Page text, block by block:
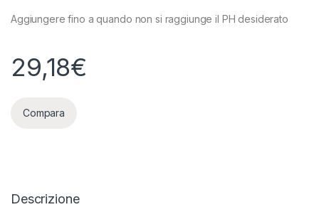
Aggiungere fino a quando non si raggiunge il PH desiderato
29,18€
Compara
Descrizione